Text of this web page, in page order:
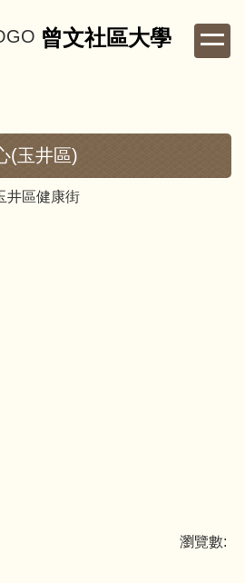
曾文社區大學
(玉井區)
井區健康街
瀏覽數: